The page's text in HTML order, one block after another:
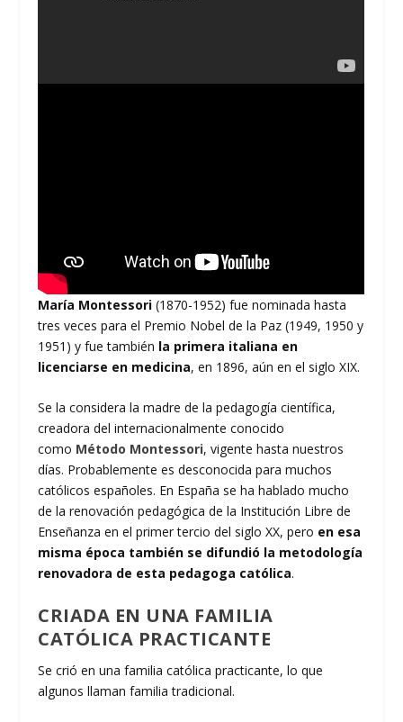
María Montessori (1870-1952) fue nominada hasta
tres veces para el Premio Nobel de la Paz (1949, 1950 y
1951) y fue también la primera italiana en
licenciarse en medicina, en 1896, aún en el siglo XIX.
Se la considera la madre de la pedagogía científica,
creadora del internacionalmente conocido
como Método Montessori, vigente hasta nuestros
días. Probablemente es desconocida para muchos
católicos españoles. En España se ha hablado mucho
de la renovación pedagógica de la Institución Libre de
Enseñanza en el primer tercio del siglo XX, pero en esa
misma época también se difundió la metodología
renovadora de esta pedagoga católica.
CRIADA EN UNA FAMILIA
CATÓLICA PRACTICANTE
Se crió en una familia católica practicante, lo que
algunos llaman familia tradicional.